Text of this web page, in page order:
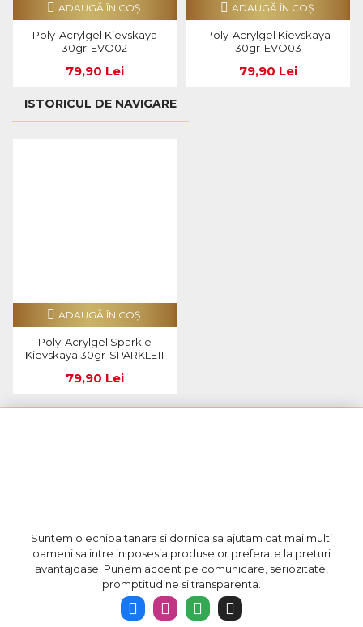
Poly-Acrylgel Kievskaya
30gr-EVO02
79,90 Lei
ADAUGĂ ÎN COŞ
Poly-Acrylgel Kievskaya
30gr-EVO03
79,90 Lei
ADAUGĂ ÎN COŞ
ISTORICUL DE NAVIGARE
Poly-Acrylgel Sparkle
Kievskaya 30gr-SPARKLE11
79,90 Lei
ADAUGĂ ÎN COŞ
Suntem o echipa tanara si dornica sa ajutam cat mai multi
oameni sa intre in posesia produselor preferate la preturi
avantajoase. Punem accent pe comunicare, seriozitate,
promptitudine si transparenta.